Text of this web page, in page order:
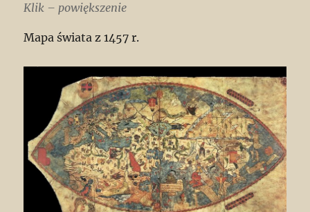
Klik – powiększenie
Mapa świata z 1457 r.